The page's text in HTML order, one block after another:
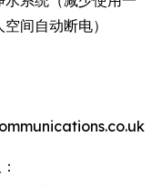
间自动断电）